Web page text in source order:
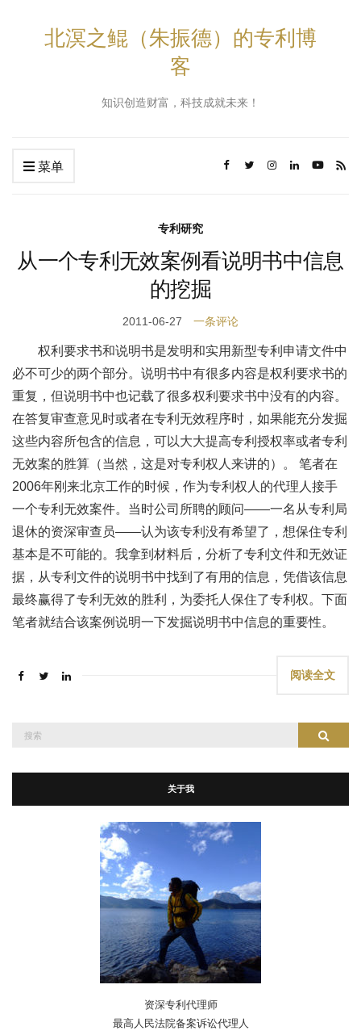
北溟之鲲（朱振德）的专利博
客
知识创造财富，科技成就未来！
菜单
专利研究
从一个专利无效案例看说明书中信息
的挖掘
2011-06-27 一条评论
权利要求书和说明书是发明和实用新型专利申请文件中
必不可少的两个部分。说明书中有很多内容是权利要求书的
重复，但说明书中也记载了很多权利要求书中没有的内容。
在答复审查意见时或者在专利无效程序时，如果能充分发掘
这些内容所包含的信息，可以大大提高专利授权率或者专利
无效案的胜算（当然，这是对专利权人来讲的）。 笔者在
2006年刚来北京工作的时候，作为专利权人的代理人接手
一个专利无效案件。当时公司所聘的顾问——一名从专利局
退休的资深审查员——认为该专利没有希望了，想保住专利
基本是不可能的。我拿到材料后，分析了专利文件和无效证
据，从专利文件的说明书中找到了有用的信息，凭借该信息
最终赢得了专利无效的胜利，为委托人保住了专利权。下面
笔者就结合该案例说明一下发掘说明书中信息的重要性。
阅读全文
搜索
关于我
资深专利代理师
最高人民法院备案诉讼代理人